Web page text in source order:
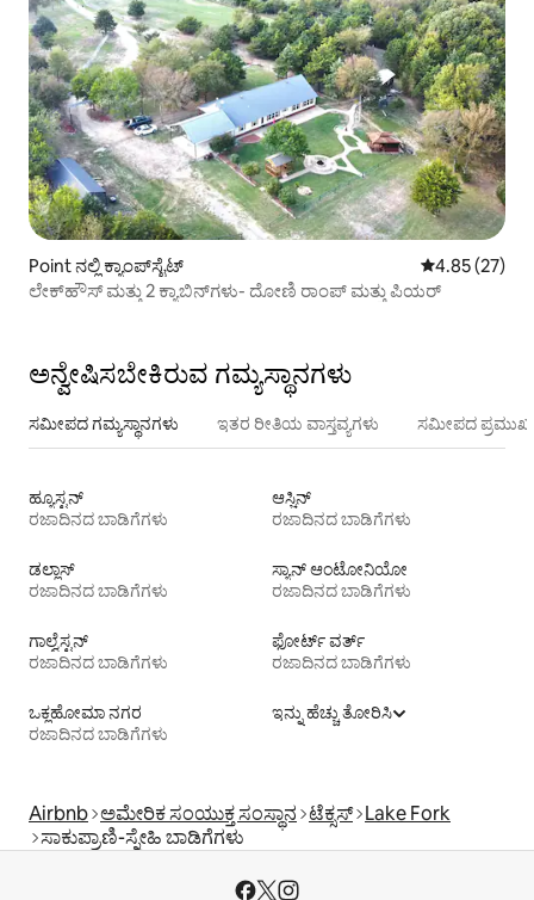
Point ನಲ್ಲಿ ಕ್ಯಾಂಪ್‌‌ಸೈಟ್ 5 ರಲ್ಲಿ 4.85
4.85 (27)
ಲೇಕ್‌ಹೌಸ್ ಮತ್ತು 2 ಕ್ಯಾಬಿನ್‌ಗಳು- ದೋಣಿ ರಾಂಪ್ ಮತ್ತು ಪಿಯರ್
ಅನ್ವೇಷಿಸಬೇಕಿರುವ ಗಮ್ಯಸ್ಥಾನಗಳು
ಸಮೀಪದ ಗಮ್ಯಸ್ಥಾನಗಳು ಇತರ ರೀತಿಯ ವಾಸ್ತವ್ಯಗಳು ಸಮೀಪದ ಪ್ರಮುಖ
ಹ್ಯೂಸ್ಟನ್
ರಜಾದಿನದ ಬಾಡಿಗೆಗಳು
ಆಸ್ಚಿನ್
ರಜಾದಿನದ ಬಾಡಿಗೆಗಳು
ಡಲ್ಲಾಸ್
ರಜಾದಿನದ ಬಾಡಿಗೆಗಳು
ಸ್ಯಾನ್ ಆಂಟೋನಿಯೋ
ರಜಾದಿನದ ಬಾಡಿಗೆಗಳು
ಗಾಲ್ವೆಸ್ಟನ್
ರಜಾದಿನದ ಬಾಡಿಗೆಗಳು
ಫೋರ್ಟ್ ವರ್ತ್
ರಜಾದಿನದ ಬಾಡಿಗೆಗಳು
ಒಕ್ಲಹೋಮಾ ನಗರ
ರಜಾದಿನದ ಬಾಡಿಗೆಗಳು
ಇನ್ನು ಹೆಚ್ಚು ತೋರಿಸಿ
Airbnb ಅಮೇರಿಕ ಸಂಯುಕ್ತ ಸಂಸ್ಥಾನ ಟೆಕ್ಸಸ್ Lake Fork
ಸಾಕುಪ್ರಾಣಿ-ಸ್ನೇಹಿ ಬಾಡಿಗೆಗಳು